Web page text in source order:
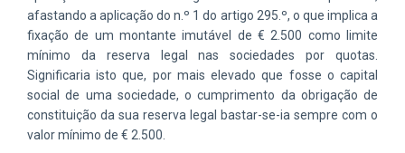
afastando a aplicação do n.º 1 do artigo 295.º, o que implica a
fixação de um montante imutável de € 2.500 como limite
mínimo da reserva legal nas sociedades por quotas.
Significaria isto que, por mais elevado que fosse o capital
social de uma sociedade, o cumprimento da obrigação de
constituição da sua reserva legal bastar-se-ia sempre com o
valor mínimo de € 2.500.